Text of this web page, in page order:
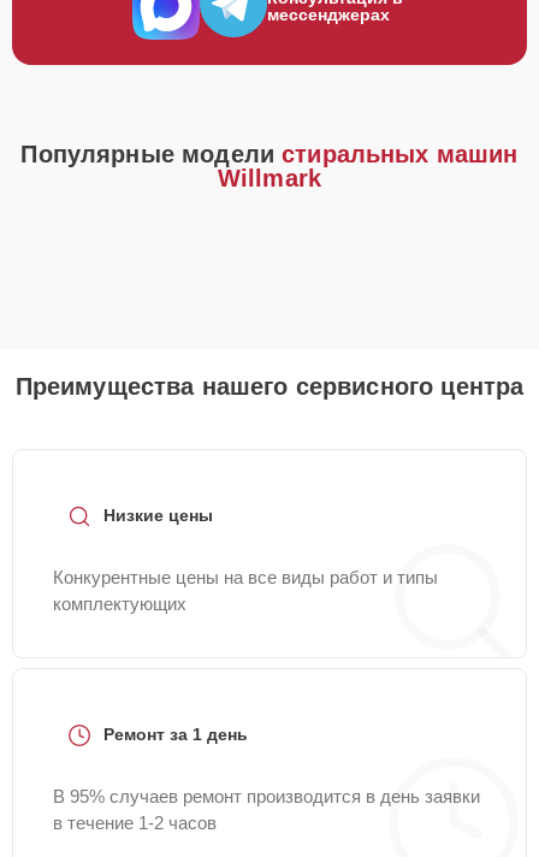
мессенджерах
Популярные моделистиральных машин
Willmark
Преимущества нашего сервисного центра
Низкие цены
Конкурентные цены на все виды работ и типы
комплектующих
Ремонт за 1 день
В 95% случаев ремонт производится в день заявки
в течение 1-2 часов